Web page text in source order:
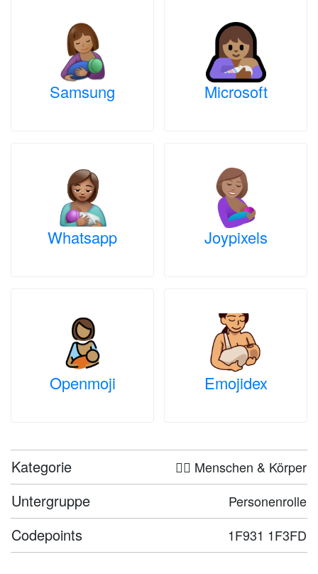
Samsung Microsoft
Whatsapp Joypixels
Openmoji Emojidex
Kategorie 🤦‍♀️ Menschen & Körper
Untergruppe Personenrolle
Codepoints 1F931 1F3FD